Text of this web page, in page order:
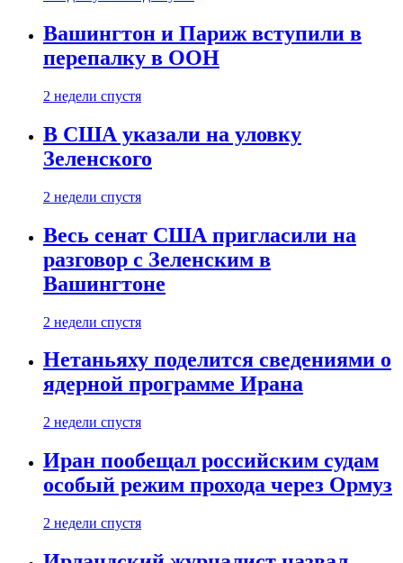
Вашингтон и Париж вступили в
перепалку в ООН
2 недели спустя
В США указали на уловку
Зеленского
2 недели спустя
Весь сенат США пригласили на
разговор с Зеленским в
Вашингтоне
2 недели спустя
Нетаньяху поделится сведениями о
ядерной программе Ирана
2 недели спустя
Иран пообещал российским судам
особый режим прохода через Ормуз
2 недели спустя